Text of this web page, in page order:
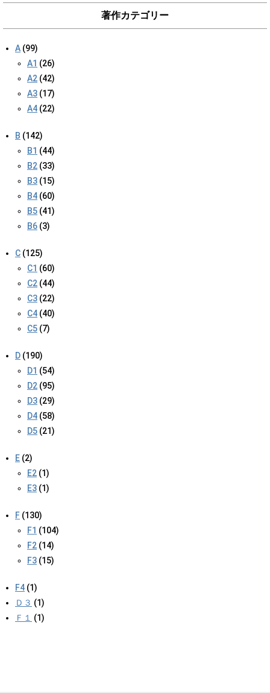
著作カテゴリー
A (99)
A1 (26)
A2 (42)
A3 (17)
A4 (22)
B (142)
B1 (44)
B2 (33)
B3 (15)
B4 (60)
B5 (41)
B6 (3)
C (125)
C1 (60)
C2 (44)
C3 (22)
C4 (40)
C5 (7)
D (190)
D1 (54)
D2 (95)
D3 (29)
D4 (58)
D5 (21)
E (2)
E2 (1)
E3 (1)
F (130)
F1 (104)
F2 (14)
F3 (15)
F4 (1)
Ｄ３ (1)
Ｆ１
(1)